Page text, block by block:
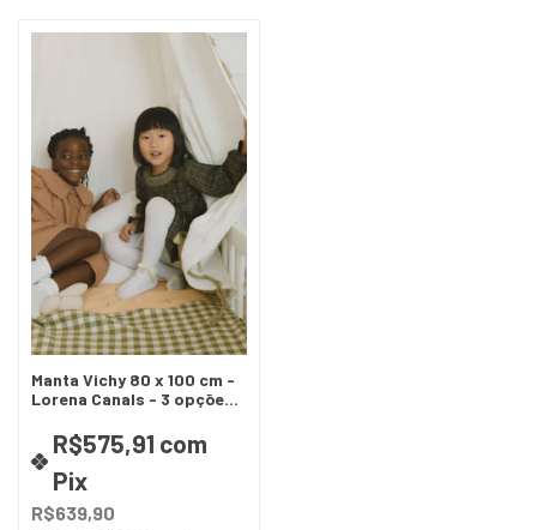
Manta Vichy 80 x 100 cm -
Lorena Canals - 3 opções
R$639,90
R$575,91 com
Pix